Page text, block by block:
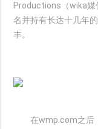
Productions（wika媒
名并持有长达十几年
丰。
在wmp.com之后，